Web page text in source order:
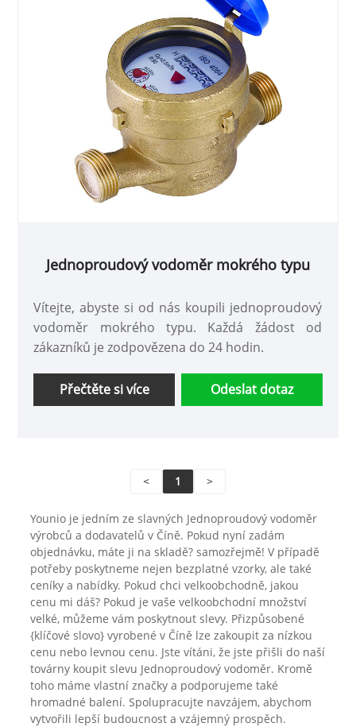
Jednoproudový vodoměr mokrého typu
Vítejte, abyste si od nás koupili jednoproudový
vodoměr mokrého typu. Každá žádost od
zákazníků je zodpovězena do 24 hodin.
Přečtěte si více Odeslat dotaz
< 1 >
Younio je jedním ze slavných Jednoproudový vodoměr
výrobců a dodavatelů v Číně. Pokud nyní zadám
objednávku, máte ji na skladě? samozřejmě! V případě
potřeby poskytneme nejen bezplatné vzorky, ale také
ceníky a nabídky. Pokud chci velkoobchodně, jakou
cenu mi dáš? Pokud je vaše velkoobchodní množství
velké, můžeme vám poskytnout slevy. Přizpůsobené
{klíčové slovo} vyrobené v Číně lze zakoupit za nízkou
cenu nebo levnou cenu. Jste vítáni, že jste přišli do naší
továrny koupit slevu Jednoproudový vodoměr. Kromě
toho máme vlastní značky a podporujeme také
hromadné balení. Spolupracujte navzájem, abychom
vytvořili lepší budoucnost a vzájemný prospěch.